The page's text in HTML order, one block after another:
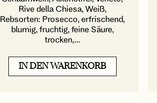
Rive della Chiesa, Weiß,
Rebsorten: Prosecco, erfrischend,
blumig, fruchtig, feine Säure,
trocken,...
IN DEN WARENKORB